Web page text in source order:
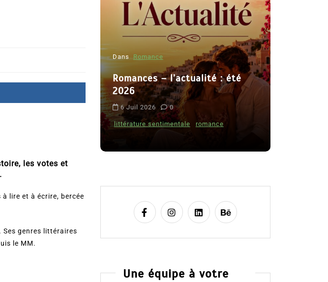
les votes et
lire et à écrire, bercée
Ses genres littéraires
le MM.
pas Camille
Dans Romance
Romances – l’actualité : été
2026
6 Juil 2026 0
littérature sentimentale romance
Une équipe à votre